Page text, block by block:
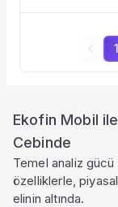
1
Ekofin Mobil
Cebinde
Temel analiz
özelliklerle,
elinin altında.